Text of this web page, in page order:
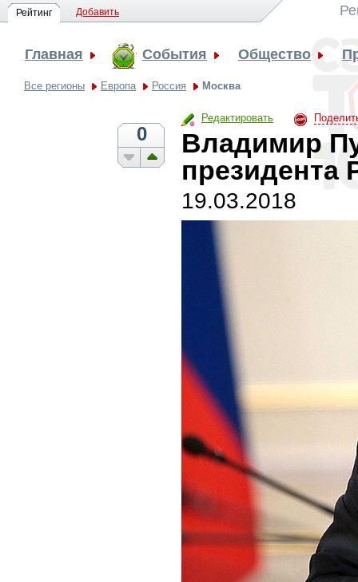
Рейтинг Добавить
Главная События Общество
Все регионы Европа Россия Москва
Редактировать
0
Владимир
президента
19.03.2018